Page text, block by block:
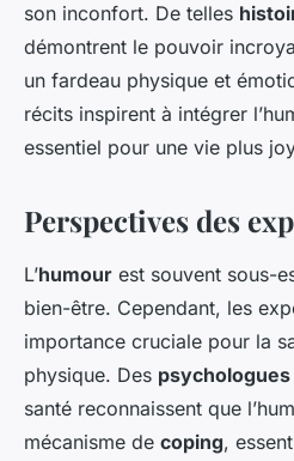
son inconfort. De telles
démontrent le pouvoir
un fardeau physique et
récits inspirent à intégrer
essentiel pour une vie plus
Perspectives des
L’humour est souvent sous-
bien-être. Cependant, les
importance cruciale pour la
physique. Des psychologues
santé reconnaissent que
mécanisme de coping,